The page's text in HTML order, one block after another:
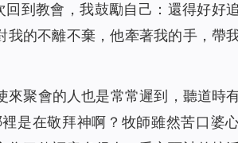
到教會，我鼓勵自己：還得好好追
的不離不棄，他牽著我的手，帶
聚會的人也是常常遲到，聽道時
是在敬拜神啊？牧師雖然苦口婆